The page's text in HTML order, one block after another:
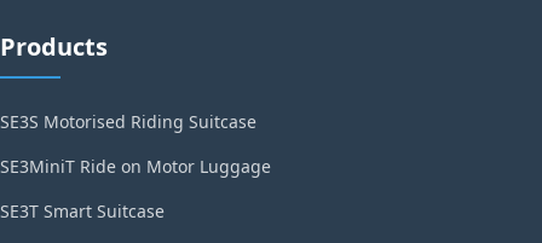
Products
SE3S Motorised Riding Suitcase
SE3MiniT Ride on Motor Luggage
SE3T Smart Suitcase